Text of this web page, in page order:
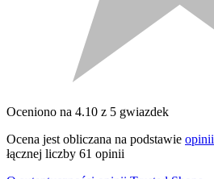
Oceniono na 4.10 z 5 gwiazdek
Ocena jest obliczana na podstawie opinii
łącznej liczby 61 opinii